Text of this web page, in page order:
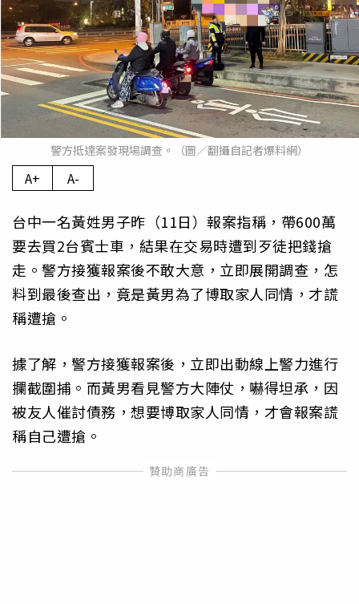
警方抵達案發現場調查。（圖／翻攝自記者爆料網）
A+ A-
台中一名黃姓男子昨（11日）報案指稱，帶600萬
要去買2台賓士車，結果在交易時遭到歹徒把錢搶
走。警方接獲報案後不敢大意，立即展開調查，怎
料到最後查出，竟是黃男為了博取家人同情，才謊
稱遭搶。
據了解，警方接獲報案後，立即出動線上警力進行
攔截圍捕。而黃男看見警方大陣仗，嚇得坦承，因
被友人催討債務，想要博取家人同情，才會報案謊
稱自己遭搶。